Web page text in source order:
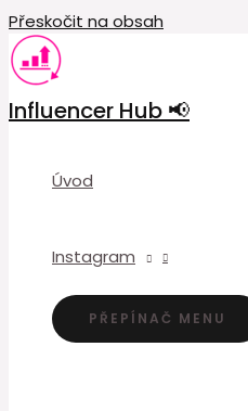
Přeskočit na obsah
Influencer Hub 📢
Úvod
Instagram
PŘEPÍNAČ MENU